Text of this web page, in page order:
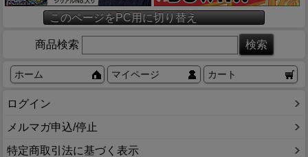
このページをPC用に切り替え
商品検索
ホーム マイページ カート
ログイン
メルマガ申込/停止
特定商取引法に基づく表示